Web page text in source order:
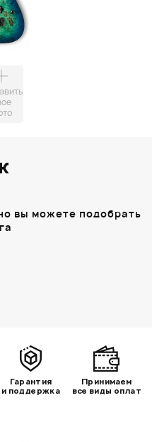
вы можете подобрать
Гарантия
и поддержка
Принимаем
все виды оплат